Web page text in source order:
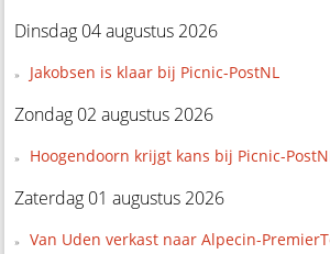
Dinsdag 04 augustus 2026
Jakobsen is klaar bij Picnic-PostNL
Zondag 02 augustus 2026
Hoogendoorn krijgt kans bij Picnic-
Zaterdag 01 augustus 2026
Van Uden verkast naar Alpecin-